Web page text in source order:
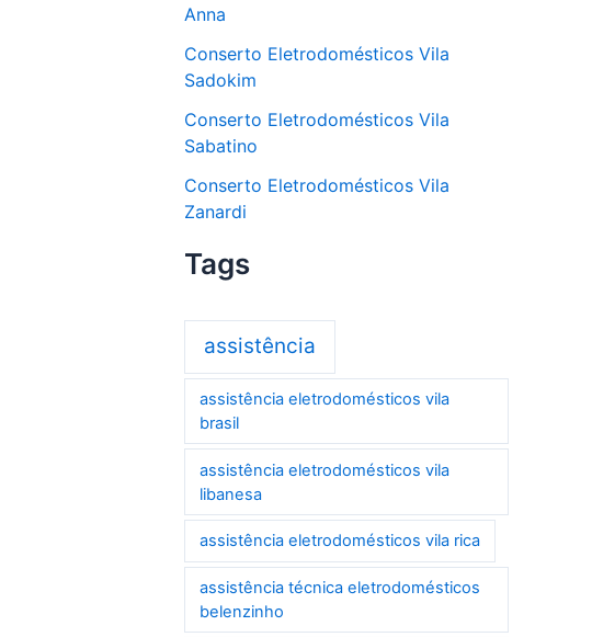
Anna
Conserto Eletrodomésticos Vila
Sadokim
Conserto Eletrodomésticos Vila
Sabatino
Conserto Eletrodomésticos Vila
Zanardi
Tags
assistência
assistência eletrodomésticos vila
brasil
assistência eletrodomésticos vila
libanesa
assistência eletrodomésticos vila rica
assistência técnica eletrodomésticos
belenzinho